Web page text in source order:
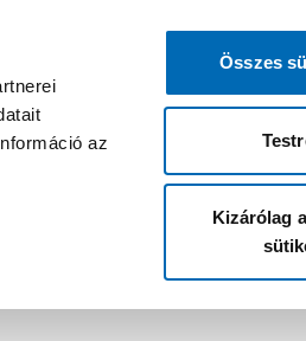
az
Összes
Kizárólag
bejelentkezni?
Áruházak és
alul. szeszes italt..."